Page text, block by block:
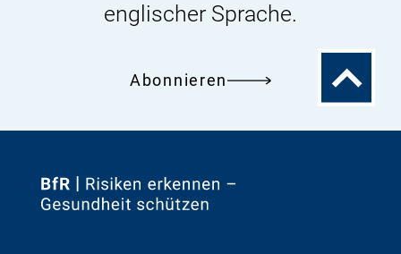
englischer Sprache.
Abonnieren
Zum
Zur